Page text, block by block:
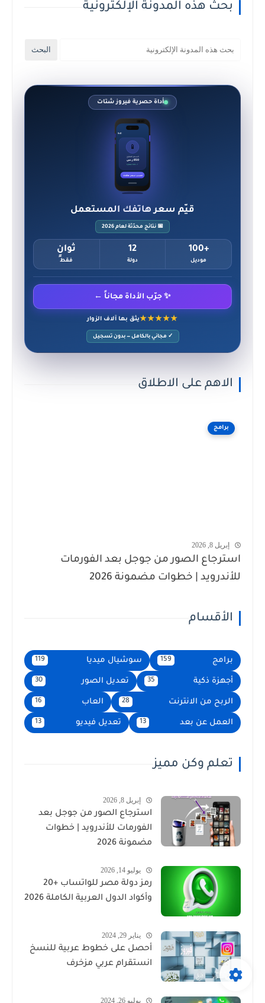
بحث هذه المدونة الإلكترونية
أداة حصرية فيروز شتات
9:41
📱
السعر المقترح
850 ر.س
✓ حالة ممتازة
احسب سعر هاتفك
قيّم سعر هاتفك المستعمل
📅 نتائج محدّثة لعام 2026
+100
موديل
12
دولة
ثوانٍ
فقط
✨ جرّب الأداة مجاناً ←
★★★★★يثق بها آلاف الزوار
✓ مجاني بالكامل — بدون تسجيل
الاهم على الاطلاق
برامج
إبريل 8, 2026
استرجاع الصور من جوجل بعد الفورمات
للأندرويد | خطوات مضمونة 2026
الأقسام
برامج 159 سوشيال ميديا 119
أجهزة ذكية 35 تعديل الصور 30
الربح من الانترنت 28 العاب 16
العمل عن بعد 13 تعديل فيديو 13
تعلم وكن مميز
إبريل 8, 2026
استرجاع الصور من جوجل بعد
الفورمات للأندرويد | خطوات
مضمونة 2026
يوليو 14, 2026
رمز دولة مصر للواتساب +20
وأكواد الدول العربية الكاملة 2026
يناير 29, 2024
أحصل على خطوط عربية للنسخ
انستقرام عربي مزخرف
يوليو 26, 2024